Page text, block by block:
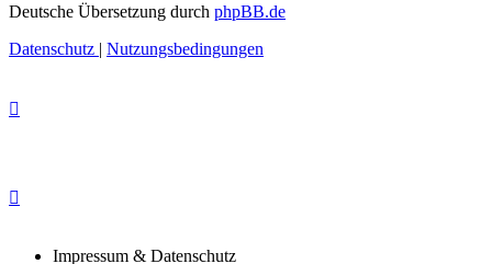
Deutsche Übersetzung durch phpBB.de
Datenschutz | Nutzungsbedingungen
Impressum & Datenschutz